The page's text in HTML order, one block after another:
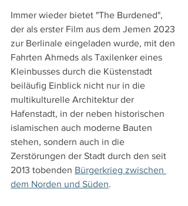
Immer wieder bietet "The Burdened",
der als erster Film aus dem Jemen 2023
zur Berlinale eingeladen wurde, mit den
Fahrten Ahmeds als Taxilenker eines
Kleinbusses durch die Küstenstadt
beiläufig Einblick nicht nur in die
multikulturelle Architektur der
Hafenstadt, in der neben historischen
islamischen auch moderne Bauten
stehen, sondern auch in die
Zerstörungen der Stadt durch den seit
2013 tobenden Bürgerkrieg zwischen
dem Norden und Süden.